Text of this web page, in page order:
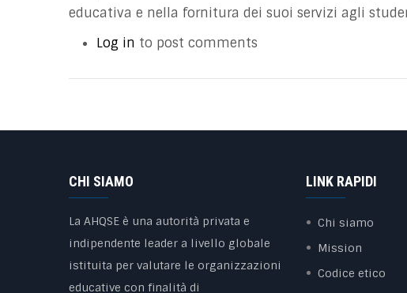
educativa e nella fornitura dei suoi servizi agli
Log in to post comments
CHI SIAMO
La AHQSE è una autorità privata e
indipendente leader a livello globale
istituita per valutare le organizzazioni
educative con finalità di
LINK RAPIDI
Chi siamo
Mission
Codice etico